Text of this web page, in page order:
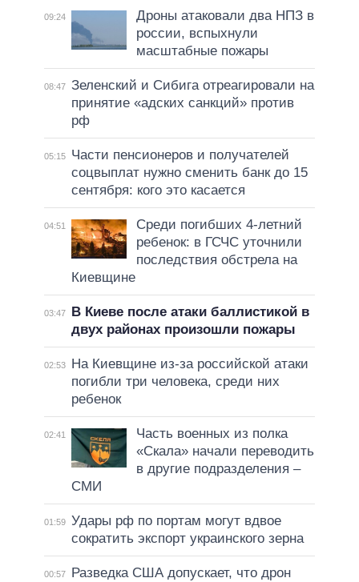
09:24
Дроны атаковали два НПЗ в
россии, вспыхнули
масштабные пожары
08:47 Зеленский и Сибига отреагировали на
принятие «адских санкций» против
рф
05:15
Части пенсионеров и получателей
соцвыплат нужно сменить банк до 15
сентября: кого это касается
04:51
Среди погибших 4-летний
ребенок: в ГСЧС уточнили
последствия обстрела на
Киевщине
03:47
В Киеве после атаки баллистикой в
двух районах произошли пожары
02:53
На Киевщине из-за российской атаки
погибли три человека, среди них
ребенок
02:41
Часть военных из полка
«Скала» начали переводить
в другие подразделения –
СМИ
01:59 Удары рф по портам могут вдвое
сократить экспорт украинского зерна
00:57
Разведка США допускает, что дрон